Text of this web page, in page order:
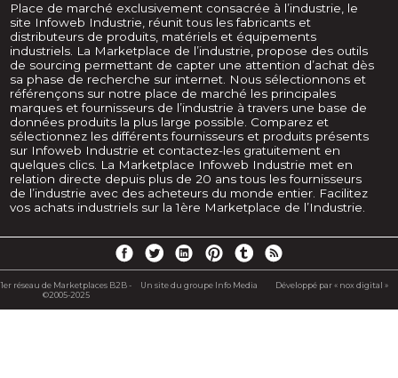
Place de marché exclusivement consacrée à l’industrie, le
site Infoweb Industrie, réunit tous les fabricants et
distributeurs de produits, matériels et équipements
industriels. La Marketplace de l’industrie, propose des outils
de sourcing permettant de capter une attention d’achat dès
sa phase de recherche sur internet. Nous sélectionnons et
référençons sur notre place de marché les principales
marques et fournisseurs de l’industrie à travers une base de
données produits la plus large possible. Comparez et
sélectionnez les différents fournisseurs et produits présents
sur Infoweb Industrie et contactez-les gratuitement en
quelques clics. La Marketplace Infoweb Industrie met en
relation directe depuis plus de 20 ans tous les fournisseurs
de l’industrie avec des acheteurs du monde entier. Facilitez
vos achats industriels sur la 1ère Marketplace de l’Industrie.
1er réseau de Marketplaces B2B -
©2005-2025
Un site du groupe Info Media Développé par « nox digital »